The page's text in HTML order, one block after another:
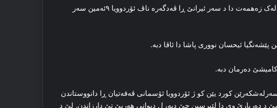
پشتی هه‌ڤوودیتنا ئۆردوویا سۆر د شه‌رتێن گه‌له‌ک زه‌همه‌ت دا د سه‌ر ئیرانێ ڕا ڤه‌دگه‌رە ناڤ ئۆردوویا ۹ئه‌مین سه‌ر
ده‌رمان دبه‌.
کورد یێن کو ژ ئۆردوویا ئۆسمانی ڤه‌قه‌تیان ڕا‌ دانووستاندن
ده‌ربارێ وی دا‌ لێپرسین چێ دبه‌، ل دیوانی هه‌ربێ تێ دارزاندن. لێ د